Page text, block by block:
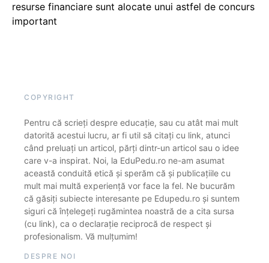
resurse financiare sunt alocate unui astfel de concurs
important
COPYRIGHT
Pentru că scrieți despre educație, sau cu atât mai mult
datorită acestui lucru, ar fi util să citați cu link, atunci
când preluați un articol, părți dintr-un articol sau o idee
care v-a inspirat. Noi, la EduPedu.ro ne-am asumat
această conduită etică și sperăm că și publicațiile cu
mult mai multă experiență vor face la fel. Ne bucurăm
că găsiți subiecte interesante pe Edupedu.ro și suntem
siguri că înțelegeți rugămintea noastră de a cita sursa
(cu link), ca o declarație reciprocă de respect și
profesionalism. Vă mulțumim!
DESPRE NOI